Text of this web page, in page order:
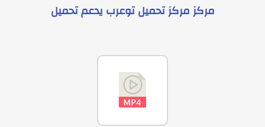
مركزمركز تحميل توعرب يدعمتحميل